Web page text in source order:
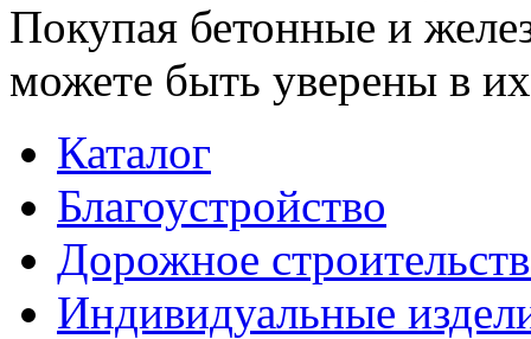
Покупая бетонные и
можете быть уверены в их
Каталог
Благоустройство
Дорожное
Индивидуальные